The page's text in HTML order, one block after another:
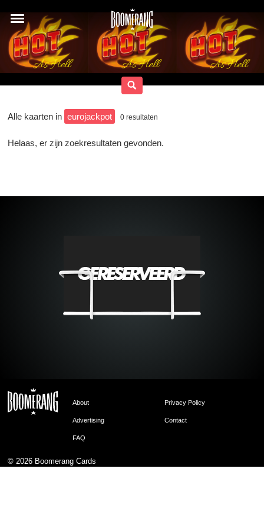
Alle kaarten in eurojackpot 0 resultaten
Helaas, er zijn zoekresultaten gevonden.
About Privacy Policy
Advertising Contact
FAQ
© 2026 Boomerang Cards